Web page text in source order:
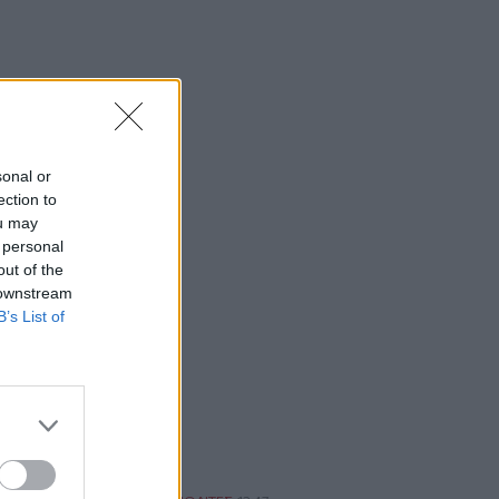
or
to
may
of the
List of
22:30
Αυτές είναι οι πιο επικίνδυνες
εβδομάδες για μεγάλες πυρκαγιές